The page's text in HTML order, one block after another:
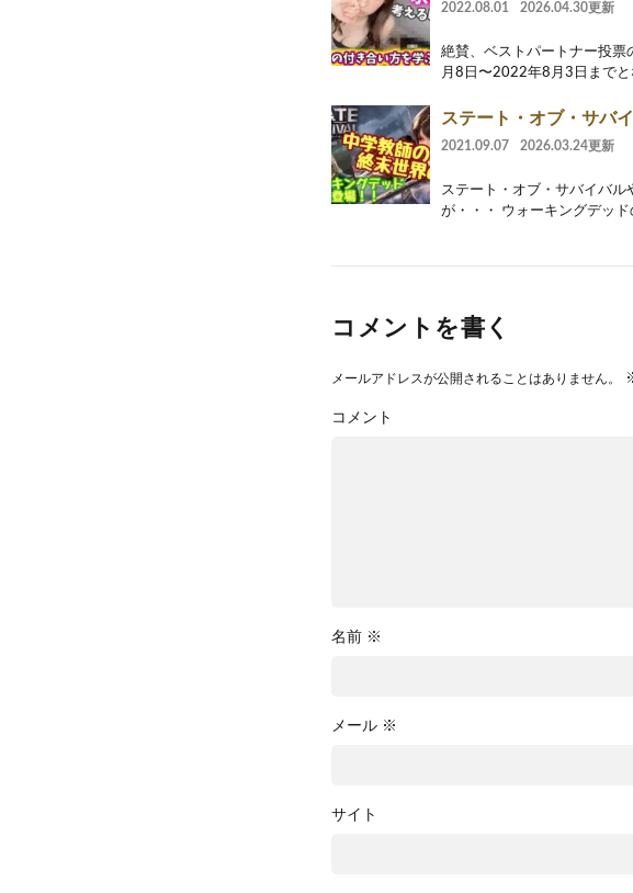
2022.08.01 2026.04.30更新
絶賛、ベストパートナー投
月8日〜2022年8月3日まで
ステート・オブ・サバ
2021.09.07 2026.03.24更新
ステート・オブ・サバイバ
が・・・ ウォーキングデッ
コメントを書く
メールアドレスが公開されることはありません。
コメント
名前 ※
メール ※
サイト